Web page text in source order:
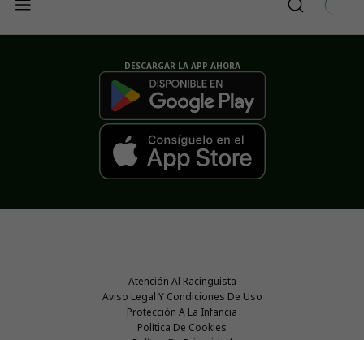
DESCARGAR LA APP AHORA
Atención Al Racinguista
Aviso Legal Y Condiciones De Uso
Protección A La Infancia
Política De Cookies